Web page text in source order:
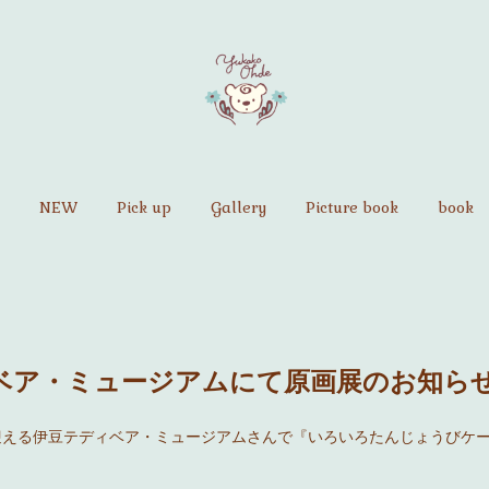
NEW Pick up Gallery Picture book book
ア・ミュージアムにて原画展のお知ら
る伊豆テディベア・ミュージアムさんで『いろいろたんじょうびケ